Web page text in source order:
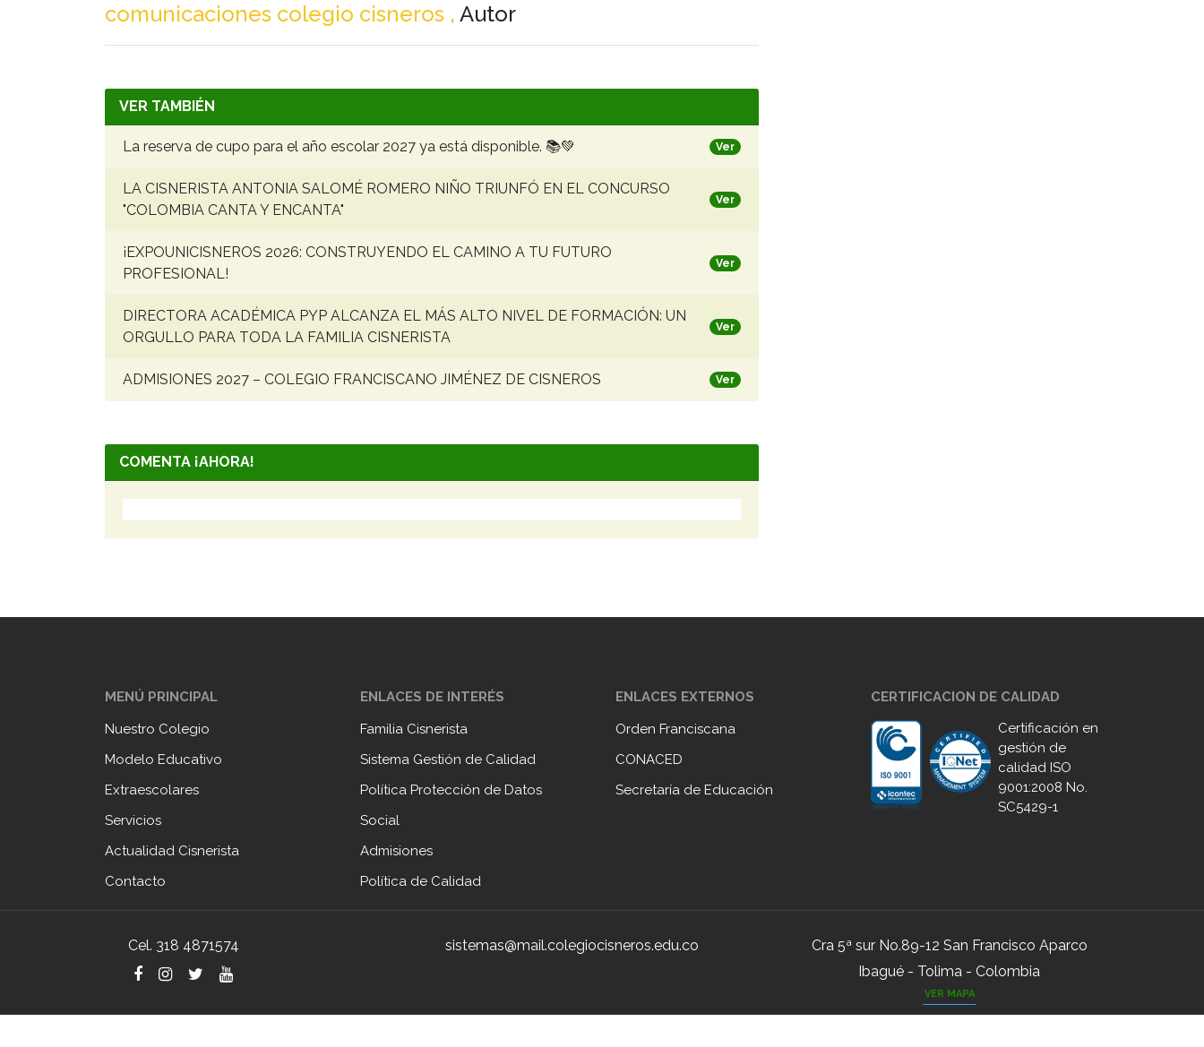
comunicaciones colegio cisneros , Autor
VER TAMBIÉN
La reserva de cupo para el año escolar 2027 ya está disponible. 📚💚 Ver
LA CISNERISTA ANTONIA SALOMÉ ROMERO NIÑO TRIUNFÓ EN EL CONCURSO
"COLOMBIA CANTA Y ENCANTA"
Ver
¡EXPOUNICISNEROS 2026: CONSTRUYENDO EL CAMINO A TU FUTURO
PROFESIONAL!
Ver
DIRECTORA ACADÉMICA PYP ALCANZA EL MÁS ALTO NIVEL DE FORMACIÓN: UN
ORGULLO PARA TODA LA FAMILIA CISNERISTA
Ver
ADMISIONES 2027 – COLEGIO FRANCISCANO JIMÉNEZ DE CISNEROS Ver
COMENTA ¡AHORA!
MENÚ PRINCIPAL
Nuestro Colegio
Modelo Educativo
Extraescolares
Servicios
Actualidad Cisnerista
Contacto
ENLACES DE INTERÉS
Familia Cisnerista
Sistema Gestión de Calidad
Política Protección de Datos
Social
Admisiones
Política de Calidad
ENLACES EXTERNOS
Orden Franciscana
CONACED
Secretaría de Educación
CERTIFICACION DE CALIDAD
Certificación en
gestión de
calidad ISO
9001:2008 No.
SC5429-1
Cel. 318 4871574 sistemas@mail.colegiocisneros.edu.co
Cra 5ª sur No.89-12 San Francisco Aparco
Ibagué - Tolima - Colombia
VER MAPA